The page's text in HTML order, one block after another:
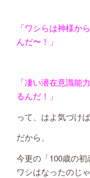
「ワシらは神様か
んだ〜！」
「凄い潜在意識能
るんだ！」
って、はよ気づけ
だから、
今更の「100歳の初
ワシはなったのじゃ